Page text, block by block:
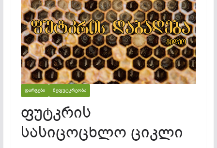
ᲓᲐᲠᲒᲔᲑᲘ ᲛᲔᲤᲣᲢᲙᲠᲔᲝᲑᲐ
ფუტკრის
სასიცოცხლო ციკლი